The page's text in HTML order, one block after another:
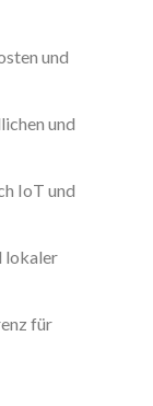
und
und
IoT und
lokaler
für